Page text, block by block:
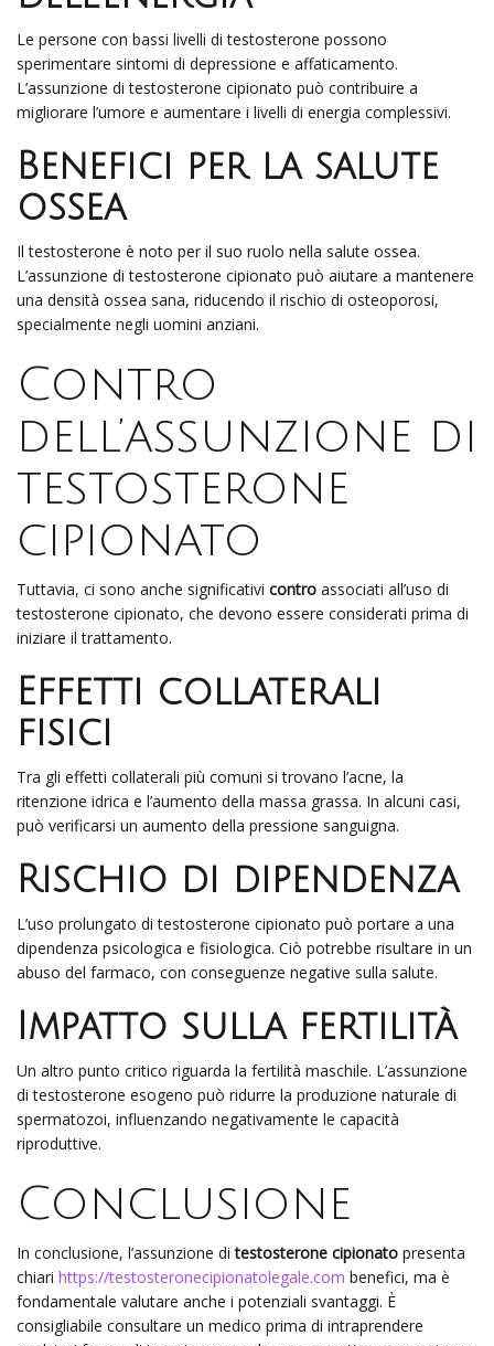
Le persone con bassi livelli di testosterone possono
sperimentare sintomi di depressione e affaticamento.
L’assunzione di testosterone cipionato può contribuire a
migliorare l’umore e aumentare i livelli di energia complessivi.
Benefici per la salute
ossea
Il testosterone è noto per il suo ruolo nella salute ossea.
L’assunzione di testosterone cipionato può aiutare a mantenere
una densità ossea sana, riducendo il rischio di osteoporosi,
specialmente negli uomini anziani.
Contro
dell’assunzione di
testosterone
cipionato
Tuttavia, ci sono anche significativi contro associati all’uso di
testosterone cipionato, che devono essere considerati prima di
iniziare il trattamento.
Effetti collaterali
fisici
Tra gli effetti collaterali più comuni si trovano l’acne, la
ritenzione idrica e l’aumento della massa grassa. In alcuni casi,
può verificarsi un aumento della pressione sanguigna.
Rischio di dipendenza
L’uso prolungato di testosterone cipionato può portare a una
dipendenza psicologica e fisiologica. Ciò potrebbe risultare in un
abuso del farmaco, con conseguenze negative sulla salute.
Impatto sulla fertilità
Un altro punto critico riguarda la fertilità maschile. L’assunzione
di testosterone esogeno può ridurre la produzione naturale di
spermatozoi, influenzando negativamente le capacità
riproduttive.
Conclusione
In conclusione, l’assunzione ditestosterone cipionato presenta
chiari https://testosteronecipionatolegale.com benefici, ma è
fondamentale valutare anche i potenziali svantaggi. È
consigliabile consultare un medico prima di intraprendere